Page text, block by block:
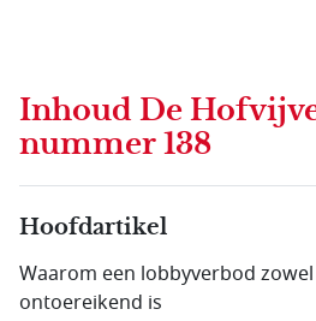
Inhoud De
nummer 138
Hoofdartikel
Waarom een lobbyverbod
ontoereikend is